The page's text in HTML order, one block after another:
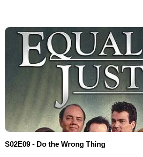
S02E09 - Do the Wrong Thing